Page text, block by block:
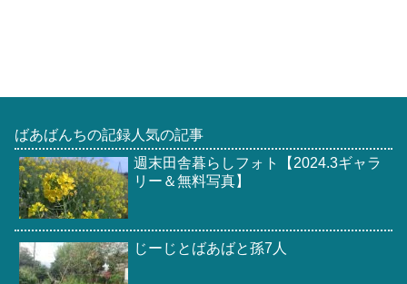
ばあばんちの記録人気の記事
週末田舎暮らしフォト【2024.3ギャラ
リー＆無料写真】
じーじとばあばと孫7人